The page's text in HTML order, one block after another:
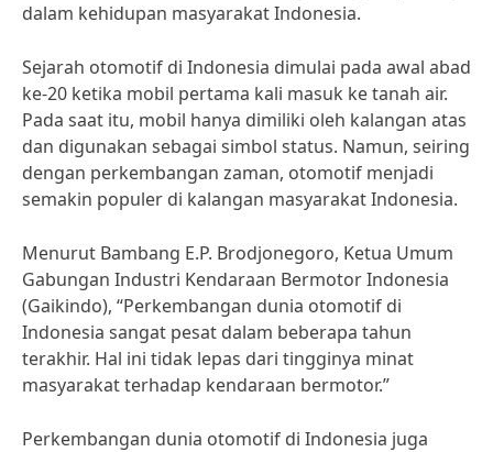
dalam kehidupan masyarakat Indonesia.
Sejarah otomotif di Indonesia dimulai pada awal abad
ke-20 ketika mobil pertama kali masuk ke tanah air.
Pada saat itu, mobil hanya dimiliki oleh kalangan atas
dan digunakan sebagai simbol status. Namun, seiring
dengan perkembangan zaman, otomotif menjadi
semakin populer di kalangan masyarakat Indonesia.
Menurut Bambang E.P. Brodjonegoro, Ketua Umum
Gabungan Industri Kendaraan Bermotor Indonesia
(Gaikindo), “Perkembangan dunia otomotif di
Indonesia sangat pesat dalam beberapa tahun
terakhir. Hal ini tidak lepas dari tingginya minat
masyarakat terhadap kendaraan bermotor.”
Perkembangan dunia otomotif di Indonesia juga